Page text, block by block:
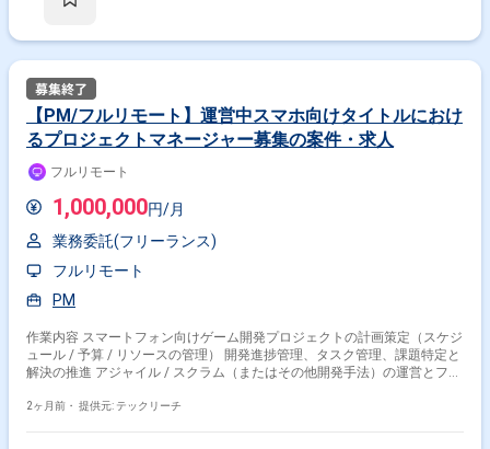
JLPT(N1)もしくはJPT700点以上のビジネス上級レベル必須 ・週5日稼働
必須 ・エンジニア実務経験3年以上必須 ＝＝＝＝＝ ★本案件の最新の状況
は、担当者までお問合せ下さい。 ★期間：随時～
【PM/フルリモート】運営中スマホ向けタイトルにおけ
るプロジェクトマネージャー募集の案件・求人
フルリモート
1,000,000円/月
業務委託(フリーランス)
フルリモート
PM
作業内容 スマートフォン向けゲーム開発プロジェクトの計画策定（スケジ
ュール / 予算 / リソースの管理） 開発進捗管理、タスク管理、課題特定と
解決の推進 アジャイル / スクラム（またはその他開発手法）の運営とファ
活性化 ゲームの品質管理（QAチームとの連携） プロデューサーやステー
2ヶ月前・ 提供元: テックリーチ